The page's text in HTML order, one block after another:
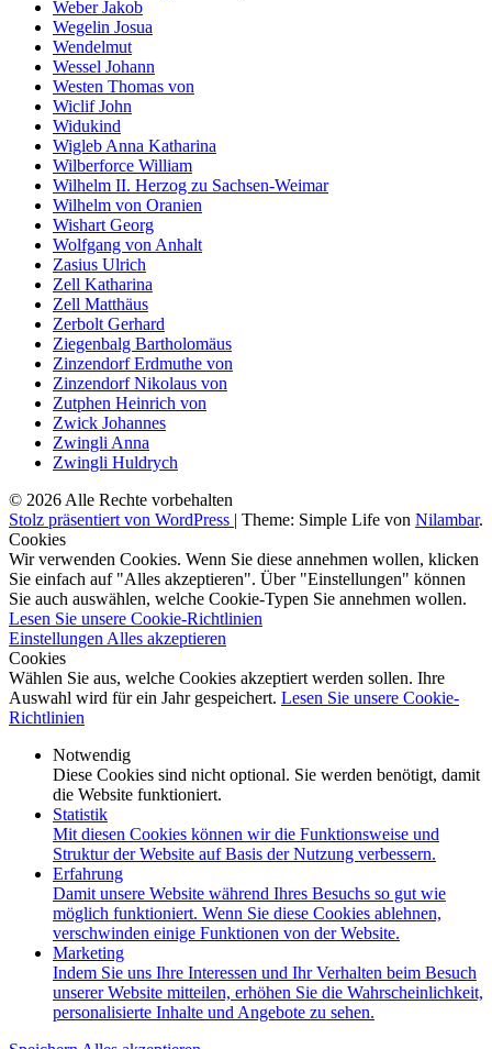
Weber Jakob
Wegelin Josua
Wendelmut
Wessel Johann
Westen Thomas von
Wiclif John
Widukind
Wigleb Anna Katharina
Wilberforce William
Wilhelm II. Herzog zu Sachsen-Weimar
Wilhelm von Oranien
Wishart Georg
Wolfgang von Anhalt
Zasius Ulrich
Zell Katharina
Zell Matthäus
Zerbolt Gerhard
Ziegenbalg Bartholomäus
Zinzendorf Erdmuthe von
Zinzendorf Nikolaus von
Zutphen Heinrich von
Zwick Johannes
Zwingli Anna
Zwingli Huldrych
© 2026 Alle Rechte vorbehalten
Stolz präsentiert von WordPress
Theme: Simple Life von Nilambar.
Cookies
Wir verwenden Cookies. Wenn Sie diese annehmen wollen, klicken
Sie einfach auf "Alles akzeptieren". Über "Einstellungen" können
Sie auch auswählen, welche Cookie-Typen Sie annehmen wollen.
Lesen Sie unsere Cookie-Richtlinien
EinstellungenAlles akzeptieren
Cookies
Wählen Sie aus, welche Cookies akzeptiert werden sollen. Ihre
Auswahl wird für ein Jahr gespeichert. Lesen Sie unsere Cookie-
Richtlinien
Notwendig
Diese Cookies sind nicht optional. Sie werden benötigt, damit
die Website funktioniert.
Statistik
Mit diesen Cookies können wir die Funktionsweise und
Struktur der Website auf Basis der Nutzung verbessern.
Erfahrung
Damit unsere Website während Ihres Besuchs so gut wie
möglich funktioniert. Wenn Sie diese Cookies ablehnen,
verschwinden einige Funktionen von der Website.
Marketing
Indem Sie uns Ihre Interessen und Ihr Verhalten beim Besuch
unserer Website mitteilen, erhöhen Sie die Wahrscheinlichkeit,
personalisierte Inhalte und Angebote zu sehen.